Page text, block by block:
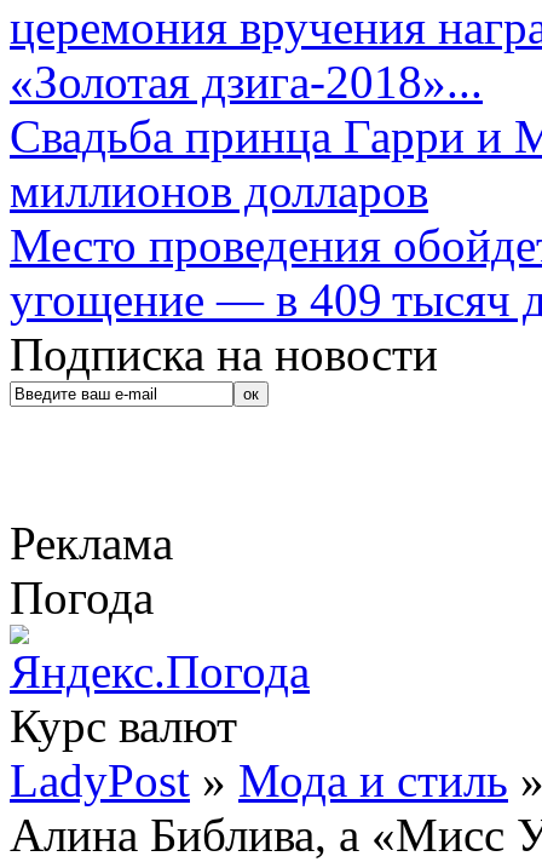
церемония вручения
«Золотая дзига-2018»...
Свадьба принца Гарри и
миллионов долларов
Место проведения
угощение — в 409 тысяч
Подписка на новости
Реклама
Погода
Курс валют
LadyPost » Мода и стиль
Алина Библива, а «Мисс